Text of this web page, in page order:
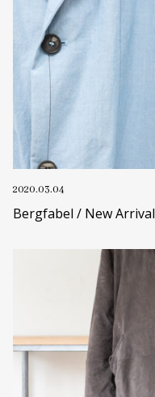
2020.03.04
Bergfabel / New Arrival